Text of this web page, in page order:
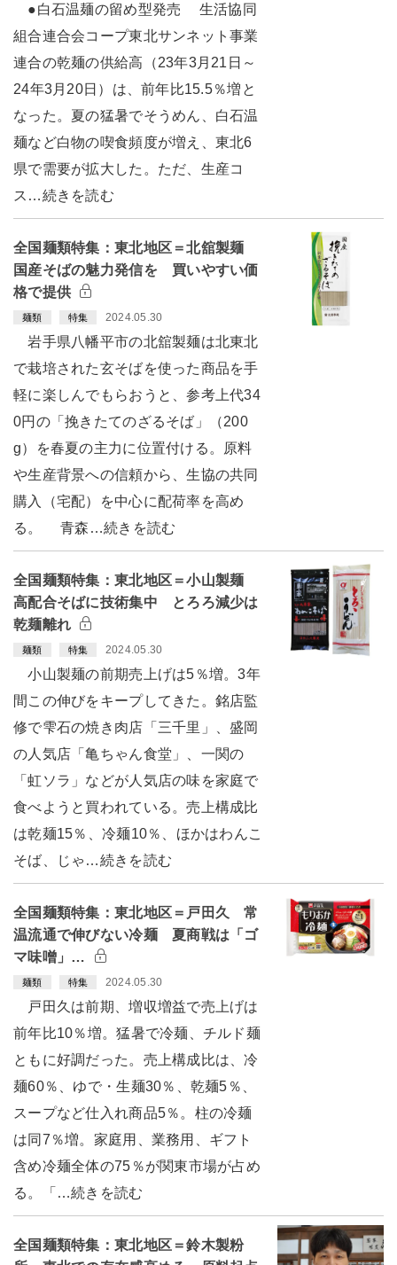
●白石温麺の留め型発売 生活協同
組合連合会コープ東北サンネット事業
連合の乾麺の供給高（23年3月21日～
24年3月20日）は、前年比15.5％増と
なった。夏の猛暑でそうめん、白石温
麺など白物の喫食頻度が増え、東北6
県で需要が拡大した。ただ、生産コ
ス…続きを読む
全国麺類特集：東北地区＝北舘製麺
国産そばの魅力発信を 買いやすい価
格で提供
麺類 特集 2024.05.30
岩手県八幡平市の北舘製麺は北東北
で栽培された玄そばを使った商品を手
軽に楽しんでもらおうと、参考上代34
0円の「挽きたてのざるそば」（200
g）を春夏の主力に位置付ける。原料
や生産背景への信頼から、生協の共同
購入（宅配）を中心に配荷率を高め
る。 青森…続きを読む
全国麺類特集：東北地区＝小山製麺
高配合そばに技術集中 とろろ減少は
乾麺離れ
麺類 特集 2024.05.30
小山製麺の前期売上げは5％増。3年
間この伸びをキープしてきた。銘店監
修で雫石の焼き肉店「三千里」、盛岡
の人気店「亀ちゃん食堂」、一関の
「虹ソラ」などが人気店の味を家庭で
食べようと買われている。売上構成比
は乾麺15％、冷麺10％、ほかはわんこ
そば、じゃ…続きを読む
全国麺類特集：東北地区＝戸田久 常
温流通で伸びない冷麺 夏商戦は「ゴ
マ味噌」…
麺類 特集 2024.05.30
戸田久は前期、増収増益で売上げは
前年比10％増。猛暑で冷麺、チルド麺
ともに好調だった。売上構成比は、冷
麺60％、ゆで・生麺30％、乾麺5％、
スープなど仕入れ商品5％。柱の冷麺
は同7％増。家庭用、業務用、ギフト
含め冷麺全体の75％が関東市場が占め
る。「…続きを読む
全国麺類特集：東北地区＝鈴木製粉